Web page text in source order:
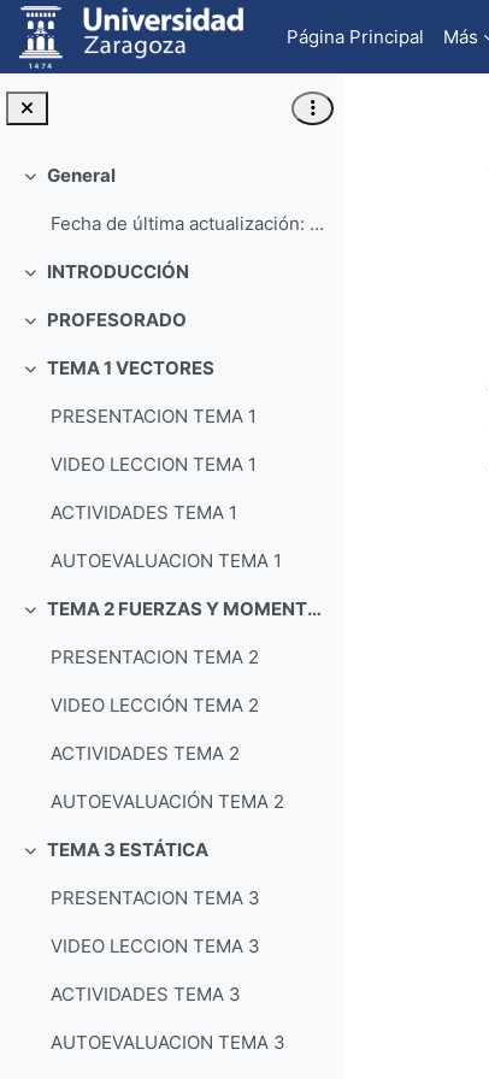
Salta al contenido principal
Página Principal
Más
Colapsar
General
Fecha de última actualización: Marzo de 2025
Colapsar
INTRODUCCIÓN
Colapsar
PROFESORADO
Colapsar
TEMA 1 VECTORES
PRESENTACION TEMA 1
VIDEO LECCION TEMA 1
ACTIVIDADES TEMA 1
AUTOEVALUACION TEMA 1
Colapsar TEMA 2 FUERZAS Y MOMENTOS
PRESENTACION TEMA 2
VIDEO LECCIÓN TEMA 2
ACTIVIDADES TEMA 2
AUTOEVALUACIÓN TEMA 2
Colapsar
TEMA 3 ESTÁTICA
PRESENTACION TEMA 3
VIDEO LECCION TEMA 3
ACTIVIDADES TEMA 3
AUTOEVALUACION TEMA 3